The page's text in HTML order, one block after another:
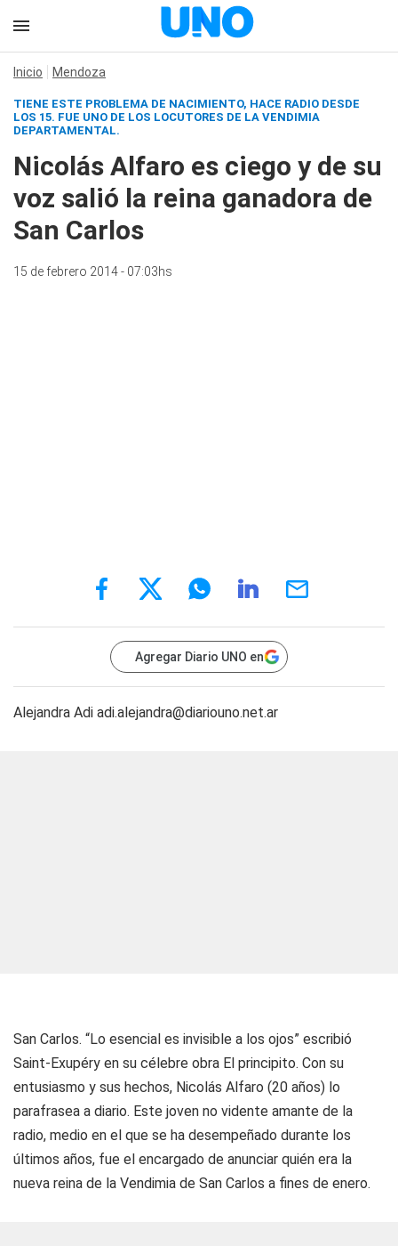
Inicio Mendoza
TIENE ESTE PROBLEMA DE NACIMIENTO, HACE RADIO DESDE
LOS 15. FUE UNO DE LOS LOCUTORES DE LA VENDIMIA
DEPARTAMENTAL.
Nicolás Alfaro es ciego y de su
voz salió la reina ganadora de
San Carlos
15 de febrero 2014 - 07:03hs
Agregar Diario UNO en
Alejandra Adi adi.alejandra@diariouno.net.ar
San Carlos. “Lo esencial es invisible a los ojos” escribió
Saint-Exupéry en su célebre obra El principito. Con su
entusiasmo y sus hechos, Nicolás Alfaro (20 años) lo
parafrasea a diario. Este joven no vidente amante de la
radio, medio en el que se ha desempeñado durante los
últimos años, fue el encargado de anunciar quién era la
nueva reina de la Vendimia de San Carlos a fines de enero.